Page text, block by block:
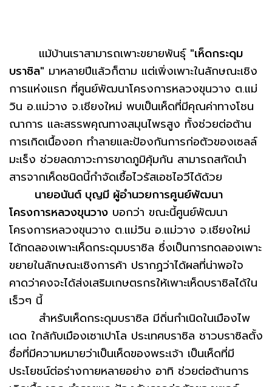
แม้บ้านเราสามารถเพาะขยายพันธุ์ "เห็ดกระดุม
บราซิล" มาหลายปีแล้วก็ตาม แต่เพิ่งเพาะในลักษณะเชิง
การแห่งแรก ที่ศูนย์พัฒนาโครงการหลวงขุนวาง ต.แม่
วิน อ.แม่วาง จ.เชียงใหม่ พบเป็นเห็ดที่มีคุณค่าทางโชน
ณาการ และสรรพคุณทางสมุนไพรสูง ทั้งช่วยต่อต้าน
การเกิดเนื้องอก ทำลายและป้องกันการก่อตัวของเซลล์
มะเร็ง ช่วยลดภาวะการขาดภูมิคุ้มกัน สามารถสกัดนำ
สารจากเห็ดชนิดนี้กำจัดเชื้อไวรัสเอชไอวีได้ด้วย
นายอนันต์ บุญมี ผู้อำนวยการศูนย์พัฒนา
โครงการหลวงขุนวาง บอกว่า ขณะนี้ศูนย์พัฒนา
โครงการหลวงขุนวาง ต.แม่วิน อ.แม่วาง จ.เชียงใหม่
ได้ทดลองเพาะเห็ดกระดุมบราซิล ซึ่งเป็นการทดลองเพาะ
ขยายในลักษณะเชิงการค้า ปรากฏว่าได้ผลที่น่าพอใจ
คาดว่าคงจะได้ส่งเสริมเกษตรกรให้เพาะเห็ดบราซิลได้ใน
เร็วๆ นี้
สำหรับเห็ดกระดุมบราซิล มีถิ่นกำเนิดในเมืองไพ
เดด ใกล้กับเมืองเซาเปาโล ประเทศบราซิล ชาวบราซิลตั้ง
ชื่อที่มีความหมายว่าเป็นเห็ดของพระเจ้า เป็นเห็ดที่มี
ประโยชน์ต่อร่างกายหลายอย่าง อาทิ ช่วยต่อต้านการ